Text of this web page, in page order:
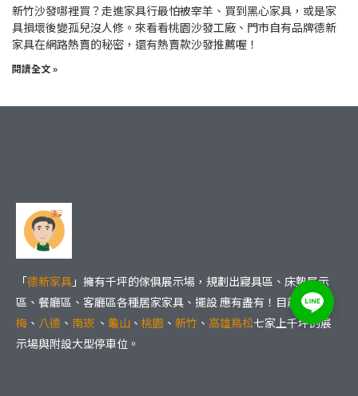
新竹沙發哪裡買？走進家具行最怕被宰羊、買到黑心家具，或是家
具損壞後變孤兒沒人修。來看看桃園沙發工廠、門市自有品牌德新
家具在網路熱賣的秘密，還有熱賣款沙發推薦喔！
閱讀全文 »
「德新家具 」擁有千坪的傢俱展示場，規劃出寢具區、床墊展示
區、餐廳區、客廳區各種居家家具、擺設 應有盡有！目前擁有楊
梅 、 八德 、 南崁 、 龜山 、 桃園 、 新竹 、 高雄鳥松七家上千坪的展
示場與附設大型停車位。